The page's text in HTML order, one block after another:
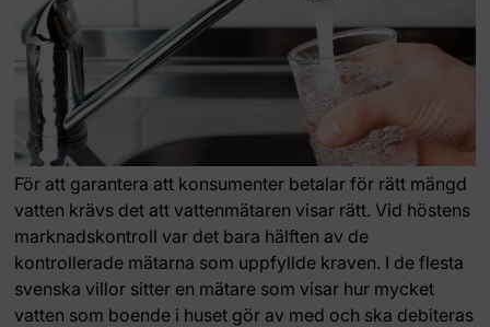
För att garantera att konsumenter betalar för rätt mängd
vatten krävs det att vattenmätaren visar rätt. Vid höstens
marknadskontroll var det bara hälften av de
kontrollerade mätarna som uppfyllde kraven. I de flesta
svenska villor sitter en mätare som visar hur mycket
vatten som boende i huset gör av med och ska debiteras